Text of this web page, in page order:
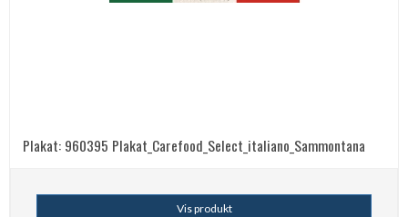
Plakat: 960395 Plakat_Carefood_Select_italiano_Sammontana
Vis produkt